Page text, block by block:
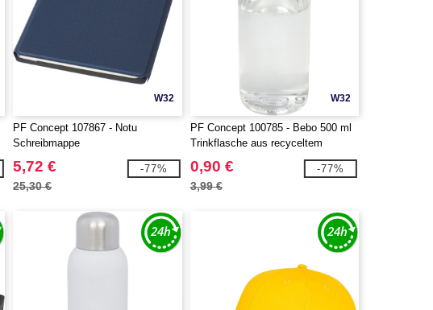
W32
PF Concept 107867 - Notu
Schreibmappe
5,72 €
25,30 €
-77%
W32
PF Concept 100785 - Bebo 500 ml
Trinkflasche aus recyceltem
Kunststoff
0,90 €
3,99 €
-77%